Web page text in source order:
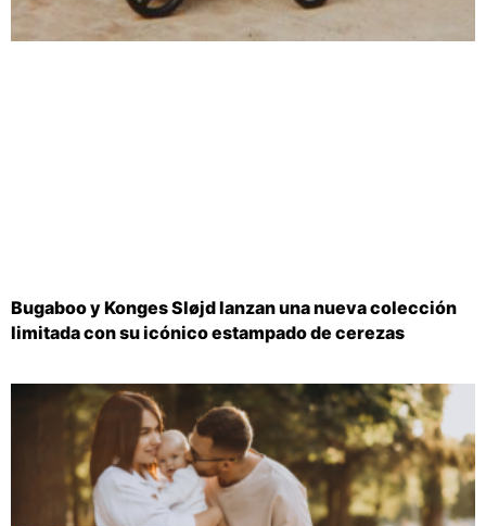
Bugaboo y Konges Sløjd lanzan una nueva colección
limitada con su icónico estampado de cerezas